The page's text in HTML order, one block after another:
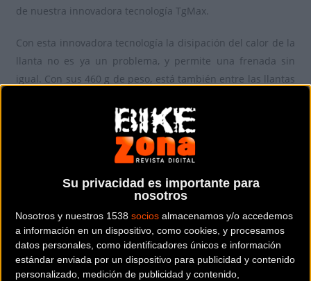
Su privacidad es importante para
nosotros
Nosotros y nuestros 1538 socios almacenamos y/o accedemos
a información en un dispositivo, como cookies, y procesamos
datos personales, como identificadores únicos e información
estándar enviada por un dispositivo para publicidad y contenido
personalizado, medición de publicidad y contenido,
de nuestra innovadora tecnología TgMax.
Con esta innovadora tecnología la disipación del calor de la
llanta no es ya un problema, y permite una frenada sin
igual. Con sus 460 g de peso, está también entre las llantas
dinámica y de excelente respuesta.
Hasta el 31 de diciembre del 2014, puedes adquirir
también el Programa de Protección de Producto Mavic
(MP3) por solo 1€.